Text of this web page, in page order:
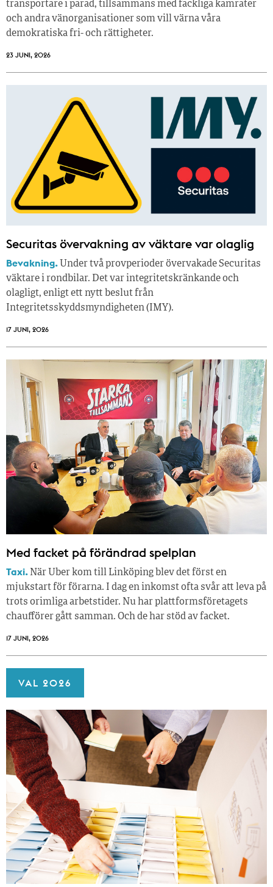
transportare i parad, tillsammans med fackliga kamrater
och andra vänorganisationer som vill värna våra
demokratiska fri- och rättigheter.
23 JUNI, 2026
Securitas övervakning av väktare var olaglig
Bevakning. Under två provperioder övervakade Securitas
väktare i rondbilar. Det var integritetskränkande och
olagligt, enligt ett nytt beslut från
Integritetsskyddsmyndigheten (IMY).
17 JUNI, 2026
Med facket på förändrad spelplan
Taxi. När Uber kom till Linköping blev det först en
mjukstart för förarna. I dag en inkomst ofta svår att leva på
trots orimliga arbetstider. Nu har plattformsföretagets
chaufförer gått samman. Och de har stöd av facket.
17 JUNI, 2026
VAL 2026